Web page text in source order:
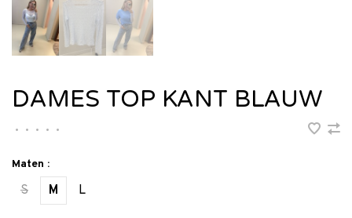
DAMES TOP KANT BLAUW
• • • • •
Maten :
S M L